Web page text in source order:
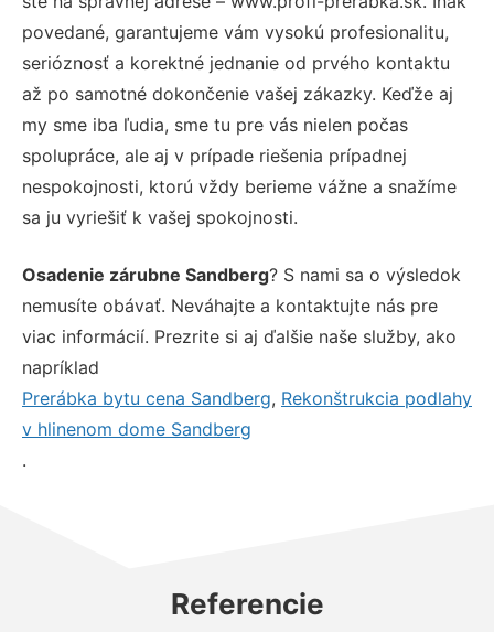
povedané, garantujeme vám vysokú profesionalitu,
serióznosť a korektné jednanie od prvého kontaktu
až po samotné dokončenie vašej zákazky. Keďže aj
my sme iba ľudia, sme tu pre vás nielen počas
spolupráce, ale aj v prípade riešenia prípadnej
nespokojnosti, ktorú vždy berieme vážne a snažíme
sa ju vyriešiť k vašej spokojnosti.
Osadenie zárubne Sandberg? S nami sa o výsledok
nemusíte obávať. Neváhajte a kontaktujte nás pre
viac informácií. Prezrite si aj ďalšie naše služby, ako
napríklad
Prerábka bytu cena Sandberg, Rekonštrukcia podlahy
v hlinenom dome Sandberg
.
Referencie